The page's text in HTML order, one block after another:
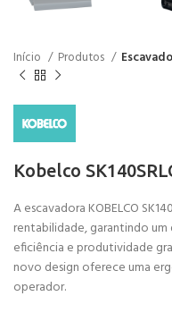
Início Produtos
Kobelco
A escavadora KOBELCO
rentabilidade, garantindo
eficiência e produtividade
novo design oferece uma
operador.